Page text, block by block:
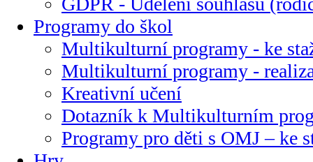
Programy do škol
Multikulturní programy - ke
Multikulturní programy -
Kreativní učení
Dotazník k Multikulturním
Programy pro děti s OMJ – ke